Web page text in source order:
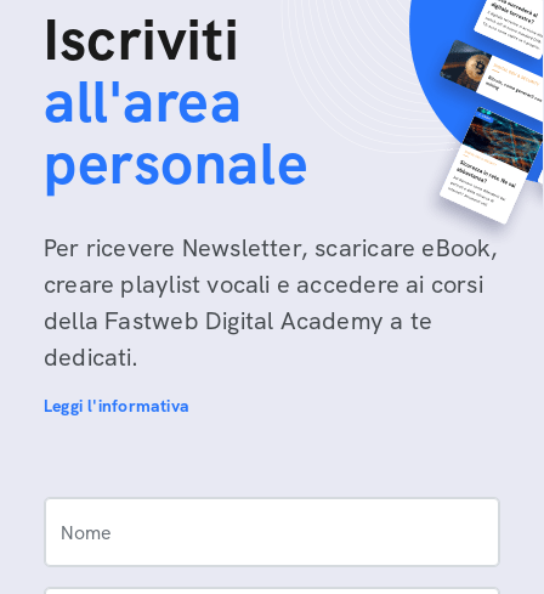
Iscriviti
all'area
personale
Per ricevere Newsletter, scaricare eBook,
creare playlist vocali e accedere ai corsi
della Fastweb Digital Academy a te
dedicati.
Leggi l'informativa
Nome